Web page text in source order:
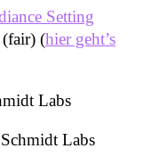
Setting
(hier geht’s
Labs
Labs